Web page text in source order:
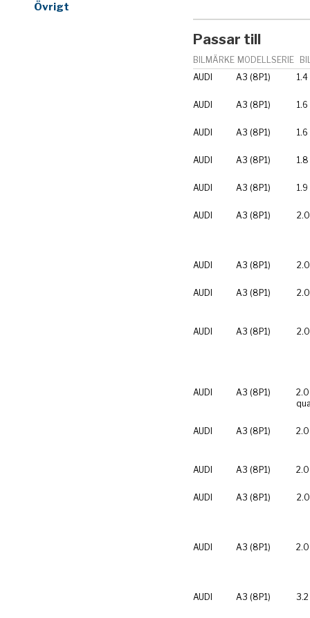
Övrigt
Passar till
BILMÄRKE MODELLSERIE
AUDI
A3 (8P1) 1.4
AUDI A3 (8P1) 1.6
AUDI A3 (8P1) 1.6
AUDI A3 (8P1) 1.8
AUDI A3 (8P1) 1.9
AUDI A3 (8P1)
AUDI A3 (8P1)
AUDI A3 (8P1)
AUDI A3 (8P1)
AUDI A3 (8P1)
2.0
AUDI A3 (8P1)
AUDI A3 (8P1)
AUDI A3 (8P1)
AUDI A3 (8P1)
AUDI A3 (8P1)